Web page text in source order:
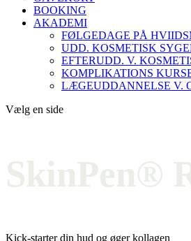
BOOKING
AKADEMI
FØLGEDAGE PÅ
UDD. KOSMETISK
EFTERUDD. V.
KOMPLIKATIONS
LÆGEUDDANNELSE V.
Vælg en side
SkinPen®
Kick-starter din hud og øger kollagen